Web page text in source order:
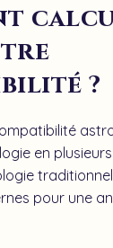
?
en
pour une